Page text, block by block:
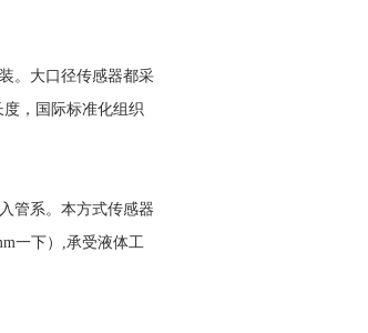
。大口径传感器都采
，国际标准化组织
管系。本方式传感器
一下）,承受液体工